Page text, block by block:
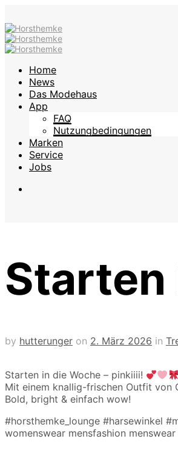
Home
News
Das Modehaus
App
FAQ
Nutzungbedingungen
Marken
Service
Jobs
Starten
by hutterunger on 2. März 2026 in
Starten in die Woche – pinkiiii!
Mit einem knallig-frischen Outfit von
Bold, bright & einfach wow!
#horsthemke_lounge #harsewinkel
womenswear mensfashion menswear